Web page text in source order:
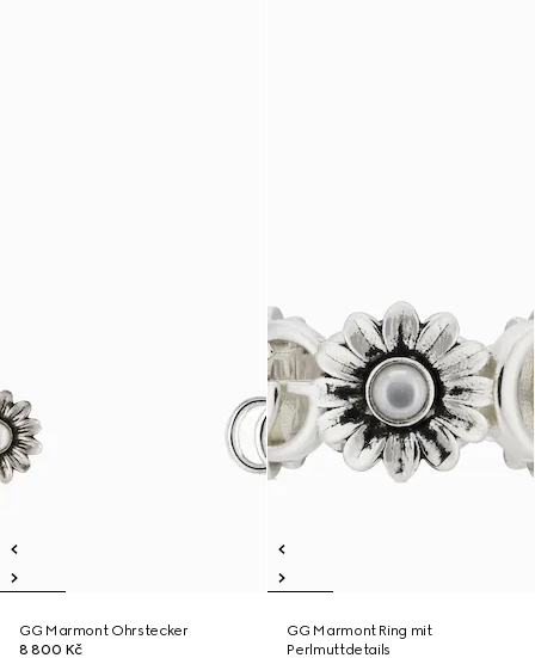
GG Marmont Ohrstecker
8 800 Kč
GG Marmont Ring mit
Perlmuttdetails